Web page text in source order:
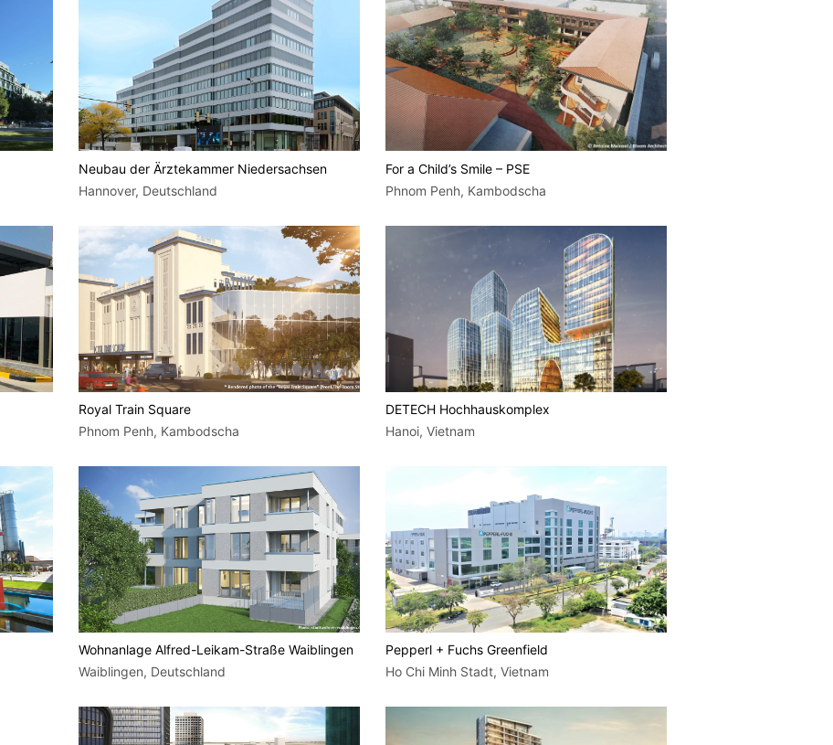
Neubau der Ärztekammer Niedersachsen
Hannover, Deutschland
For a Child’s Smile – PSE
Phnom Penh, Kambodscha
Royal Train Square
Phnom Penh, Kambodscha
DETECH Hochhauskomplex
Hanoi, Vietnam
Wohnanlage Alfred-Leikam-Straße Waiblingen
Waiblingen, Deutschland
Pepperl + Fuchs Greenfield
Ho Chi Minh Stadt, Vietnam